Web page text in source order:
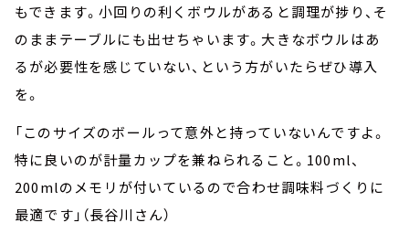
もできます。小回りの利くボウルがあると調理が捗り、そ
のままテーブルにも出せちゃいます。大きなボウルはあ
るが必要性を感じていない、という方がいたらぜひ導入
を。
「このサイズのボールって意外と持っていないんですよ。
特に良いのが計量カップを兼ねられること。100ml、
200mlのメモリが付いているので合わせ調味料づくりに
最適です」（長谷川さん）